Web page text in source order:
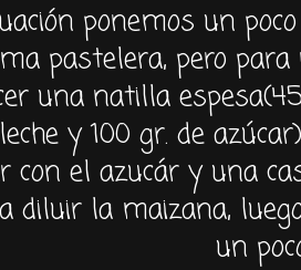
ponemos un
pastelera, pero
una natilla
y 100 gr. de azúcar
con el azucár y una
diluir la maizana,
un